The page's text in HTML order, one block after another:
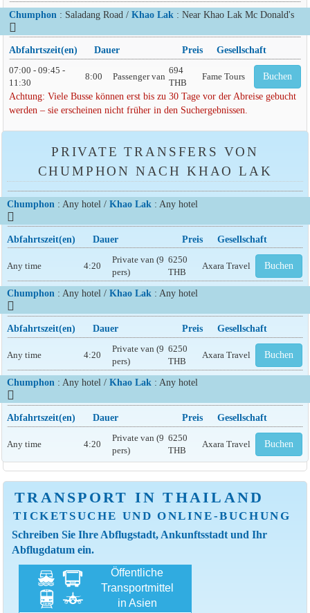
Chumphon : Saladang Road / Khao Lak : Near Khao Lak Mc Donald's
Abfahrtszeit(en) Dauer Preis Gesellschaft
07:00 - 09:45 -
11:30
8:00 Passenger van
694
THB
Fame Tours Buchen
Achtung: Viele Busse können erst bis zu 30 Tage vor der Abreise gebucht
werden – sie erscheinen nicht früher in den Suchergebnissen.
PRIVATE TRANSFERS VON
CHUMPHON NACH KHAO LAK
Chumphon : Any hotel /Khao Lak : Any hotel
Abfahrtszeit(en) Dauer Preis Gesellschaft
Any time 4:20
Private van (9
pers)
6250
THB
Axara Travel Buchen
Chumphon : Any hotel /Khao Lak : Any hotel
Abfahrtszeit(en) Dauer Preis Gesellschaft
Any time 4:20
Private van (9
pers)
6250
THB
Axara Travel Buchen
Chumphon : Any hotel /Khao Lak : Any hotel
Abfahrtszeit(en) Dauer Preis Gesellschaft
Any time 4:20
Private van (9
pers)
6250
THB
Axara Travel Buchen
TRANSPORT IN THAILAND
TICKETSUCHE UND ONLINE-BUCHUNG
Schreiben Sie Ihre Abflugstadt, Ankunftsstadt und Ihr
Abflugdatum ein.
Öffentliche
Transportmittel
in Asien